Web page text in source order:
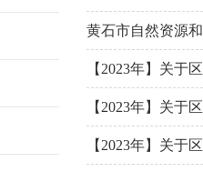
黄石市自然资源
报告
【2023年】关于
【2023年】关于
【2023年】关于